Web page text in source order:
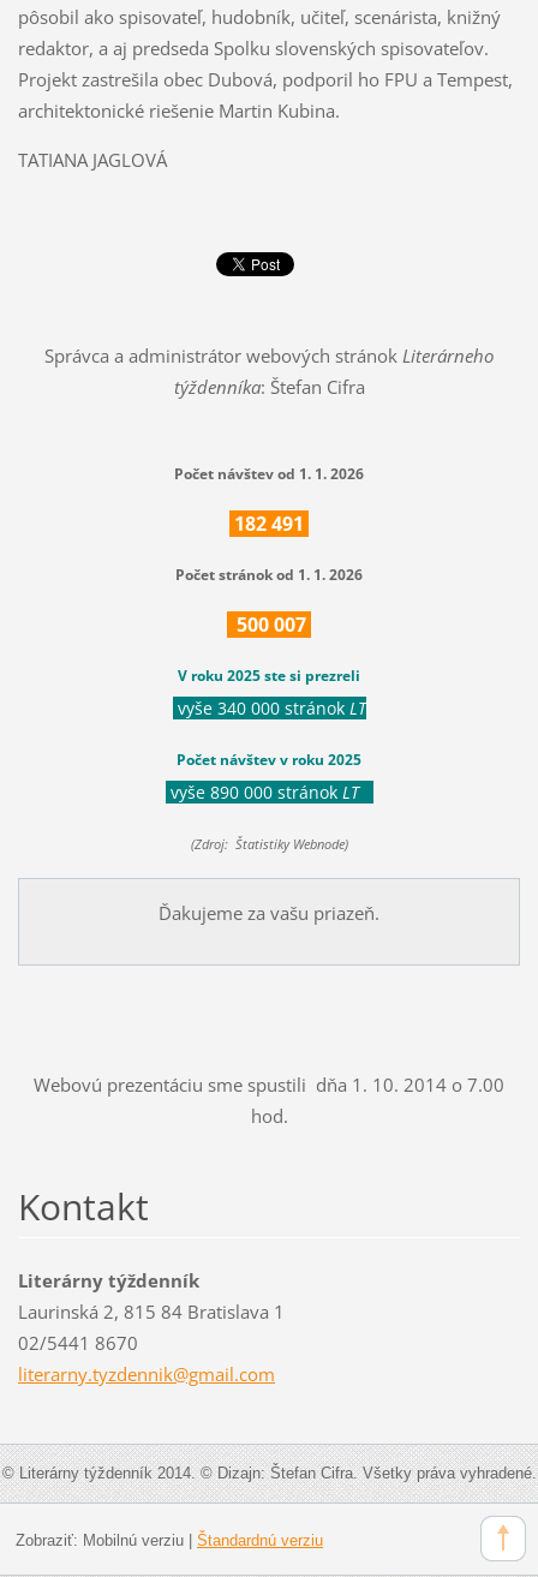
pôsobil ako spisovateľ, hudobník, učiteľ, scenárista, knižný
redaktor, a aj predseda Spolku slovenských spisovateľov.
Projekt zastrešila obec Dubová, podporil ho FPU a Tempest,
architektonické riešenie Martin Kubina.
TATIANA JAGLOVÁ
Správca a administrátor webových stránok Literárneho
týždenníka: Štefan Cifra
Počet návštev od 1. 1. 2026
182491
Počet stránok od 1. 1. 2026
500007
V roku 2025 ste si prezreli
vyše 340 000 stránok LT
Počet návštev v roku 2025
vyše 890 000 stránok LT
(Zdroj: Štatistiky Webnode)
Ďakujeme za vašu priazeň.
Webovú prezentáciu sme spustili dňa 1. 10. 2014 o 7.00
hod.
Kontakt
Literárny týždenník
Laurinská 2, 815 84 Bratislava 1
02/5441 8670
literarny.tyzdennik@gmail.com
© Literárny týždenník 2014. © Dizajn: Štefan Cifra. Všetky práva vyhradené.
Zobraziť: Mobilnú verziu| Štandardnú verziu